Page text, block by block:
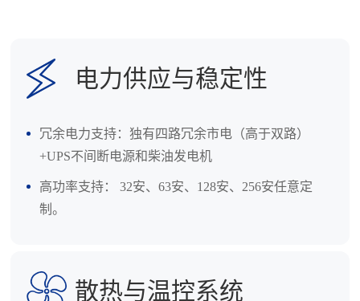
电力供应与稳定性
冗余电力支持：独有四路冗余市电（高于双路）
+UPS不间断电源和柴油发电机
高功率支持： 32安、63安、128安、256安任意定
制。
散热与温控系统